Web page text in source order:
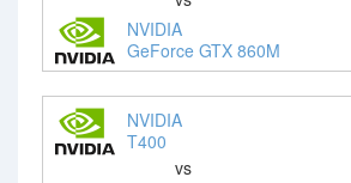
NVIDIA
GeForce GTX 860M
NVIDIA
T400
vs